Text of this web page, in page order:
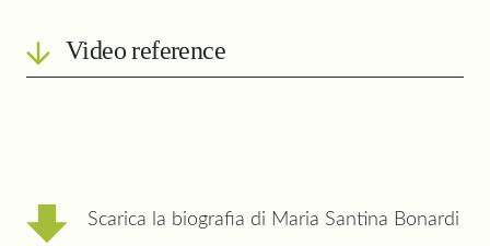
Video reference
Sede delle riprese: Padiglione del Corso di laurea in
Infermieristica dell’Ospedale Niguarda
Scarica la biografia di Maria Santina Bonardi